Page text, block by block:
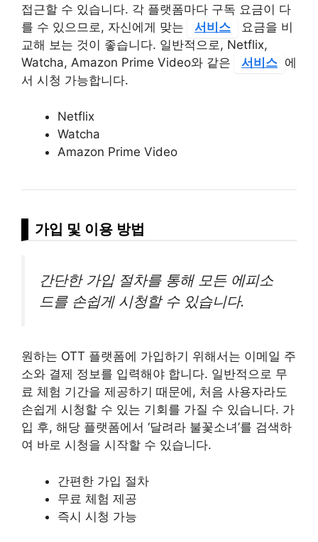
접근할 수 있습니다. 각 플랫폼마다 구독 요금이 다
를 수 있으므로, 자신에게 맞는
서비스
요금을 비
교해 보는 것이 좋습니다. 일반적으로, Netflix,
Watcha, Amazon Prime Video와 같은
서비스 에
서 시청 가능합니다.
Netflix
Watcha
Amazon Prime Video
가입 및 이용 방법
간단한 가입 절차를 통해 모든 에피소
드를 손쉽게 시청할 수 있습니다.
원하는 OTT 플랫폼에 가입하기 위해서는 이메일 주
소와 결제 정보를 입력해야 합니다. 일반적으로 무
료 체험 기간을 제공하기 때문에, 처음 사용자라도
손쉽게 시청할 수 있는 기회를 가질 수 있습니다. 가
입 후, 해당 플랫폼에서 ‘달려라 불꽃소녀’를 검색하
여 바로 시청을 시작할 수 있습니다.
간편한 가입 절차
무료 체험 제공
즉시 시청 가능